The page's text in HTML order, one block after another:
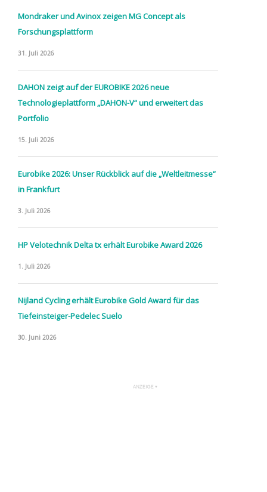
Mondraker und Avinox zeigen MG Concept als
Forschungsplattform
31. Juli 2026
DAHON zeigt auf der EUROBIKE 2026 neue
Technologieplattform „DAHON-V“ und erweitert das
Portfolio
15. Juli 2026
Eurobike 2026: Unser Rückblick auf die „Weltleitmesse“
in Frankfurt
3. Juli 2026
HP Velotechnik Delta tx erhält Eurobike Award 2026
1. Juli 2026
Nijland Cycling erhält Eurobike Gold Award für das
Tiefeinsteiger-Pedelec Suelo
30. Juni 2026